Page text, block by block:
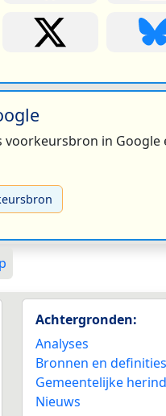
voorkeursbron in
Achtergronden:
Analyses
Bronnen en definities
Gemeentelijke
Nieuws